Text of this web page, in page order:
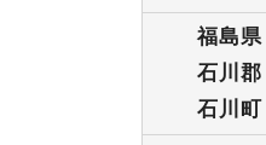
福島県
石川郡
石川町